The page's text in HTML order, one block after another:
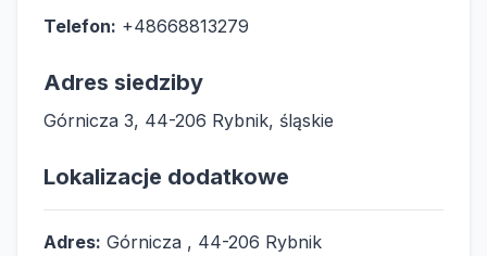
Telefon: +48668813279
Adres siedziby
Górnicza 3, 44-206 Rybnik, śląskie
Lokalizacje dodatkowe
Adres: Górnicza , 44-206 Rybnik